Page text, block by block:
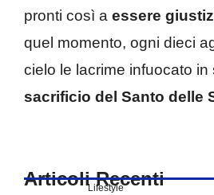
pronti così a essere
quel momento, ogni dieci
cielo le lacrime infuocato in
sacrificio del Santo delle
Articoli Recenti
Lifestyle